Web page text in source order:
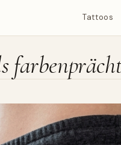
Tattoos